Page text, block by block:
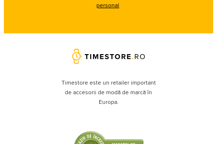
personal.
Timestore este un retailer important
de accesorii de modă de marcă în
Europa.